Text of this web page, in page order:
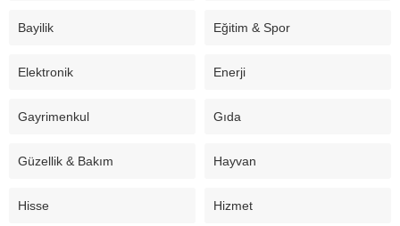
Bayilik Eğitim & Spor
Elektronik Enerji
Gayrimenkul Gıda
Güzellik & Bakım Hayvan
Hisse Hizmet